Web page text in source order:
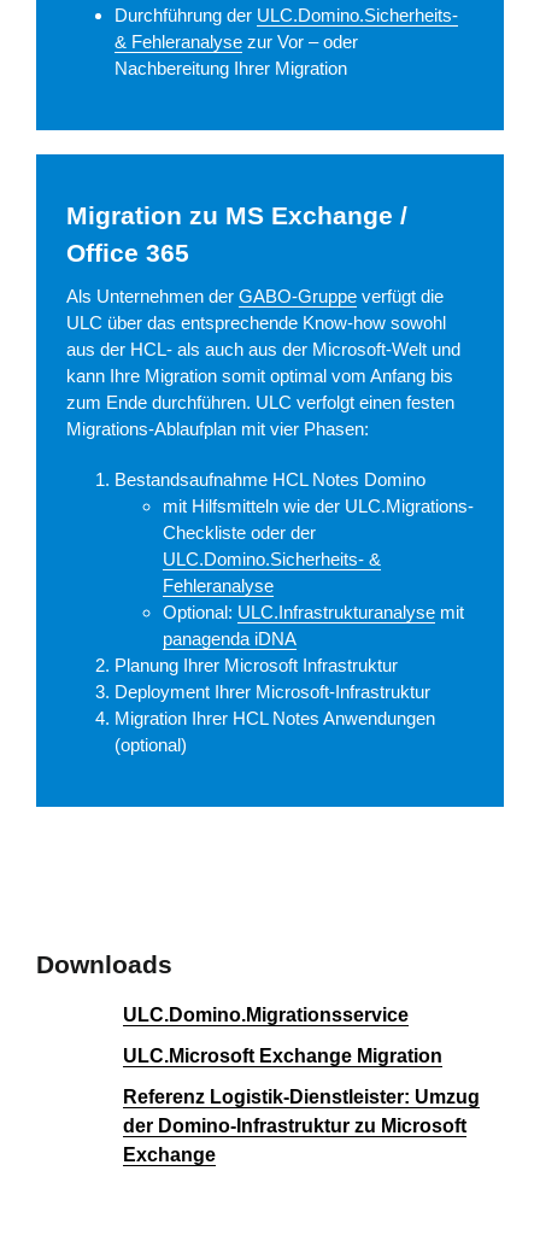
Durchführung der ULC.Domino.Sicherheits-
& Fehleranalyse zur Vor – oder
Nachbereitung Ihrer Migration
Migration zu MS Exchange /
Office 365
Als Unternehmen der GABO-Gruppe verfügt die
ULC über das entsprechende Know-how sowohl
aus der HCL- als auch aus der Microsoft-Welt und
kann Ihre Migration somit optimal vom Anfang bis
zum Ende durchführen. ULC verfolgt einen festen
Migrations-Ablaufplan mit vier Phasen:
Bestandsaufnahme HCL Notes Domino
mit Hilfsmitteln wie der ULC.Migrations-
Checkliste oder der
ULC.Domino.Sicherheits- &
Fehleranalyse
Optional: ULC.Infrastrukturanalyse mit
panagenda iDNA
Planung Ihrer Microsoft Infrastruktur
Deployment Ihrer Microsoft-Infrastruktur
Migration Ihrer HCL Notes Anwendungen
(optional)
Downloads
ULC.Domino.Migrationsservice
ULC.Microsoft Exchange Migration
Referenz Logistik-Dienstleister: Umzug
der Domino-Infrastruktur zu Microsoft
Exchange